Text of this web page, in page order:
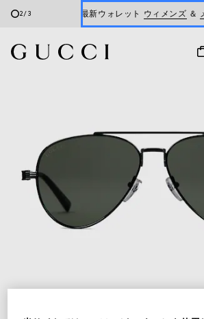
2/3 最新ウォレット ウィメンズ ＆